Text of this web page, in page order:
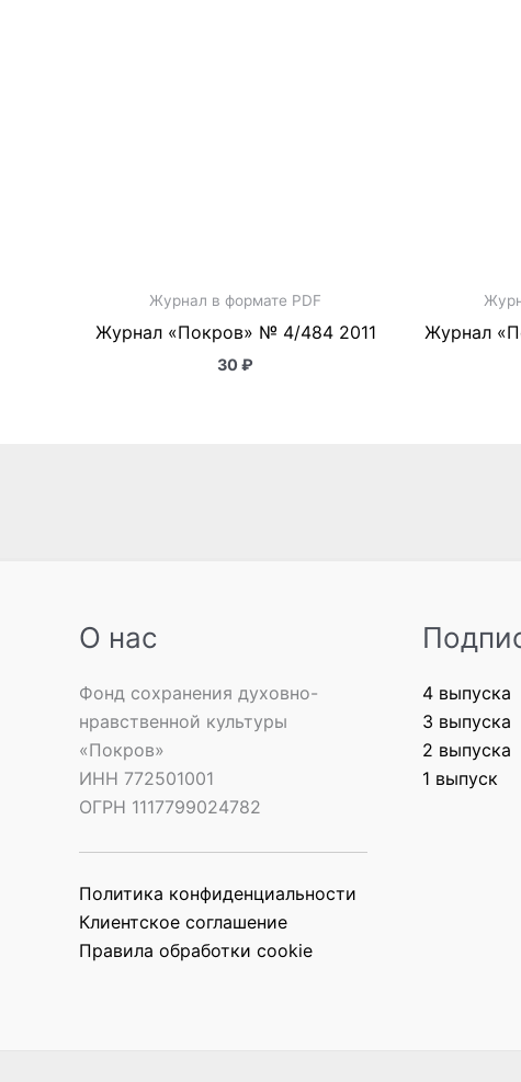
Журнал в формате PDF
Журнал «Покров» № 4/484 2011
30 ₽
Журнал
О нас
Фонд сохранения духовно-
нравственной культуры
«Покров»
ИНН 772501001
ОГРН 1117799024782
Политика конфиденциальности
Клиентское соглашение
Правила обработки cookie
4 выпуска
3 выпуска
2 выпуска
1 выпуск